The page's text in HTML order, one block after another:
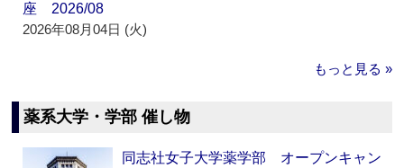
座 2026/08
2026年08月04日 (火)
もっと見る »
薬系大学・学部 催し物
同志社女子大学薬学部 オープンキャン